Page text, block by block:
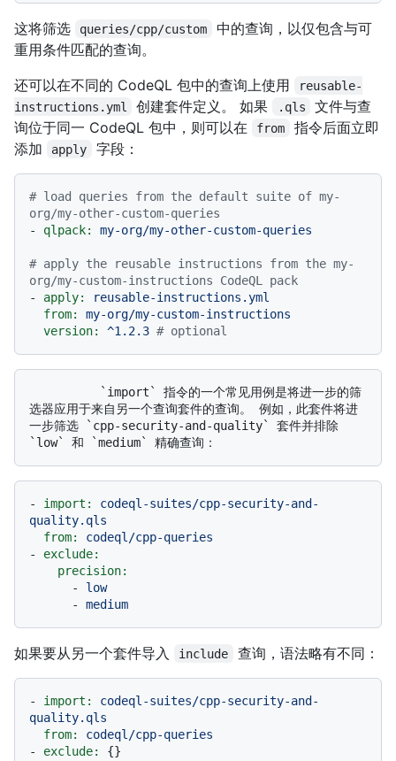
这将筛选 queries/cpp/custom
中的查询，以仅包含与可
重用条件匹配的查询。
还可以在不同的 CodeQL 包中的查询上使用
reusable-
instructions.yml
创建套件定义。 如果 .qls
文件与查
询位于同一 CodeQL 包中，则可以在
from
指令后面立即
添加
apply 字段：
# load queries from the default suite of my-
org/my-other-custom-queries
-
qlpack: my-org/my-other-custom-queries
# apply the reusable instructions from the my-
org/my-custom-instructions CodeQL pack
-
apply:
reusable-instructions.yml
from:
my-org/my-custom-instructions
version:
^1.2.3 # optional
选器应用于来自另一个查询套件的查询。 例如，此套件将进
一步筛选 `cpp-security-and-quality` 套件并排除
- import:
codeql-suites/cpp-security-and-
quality.qls
from:
codeql/cpp-queries
-
exclude:
precision:
-
low
-
medium
如果要从另一个套件导入 include 查询，语法略有不同：
- import:
codeql-suites/cpp-security-and-
quality.qls
from:
codeql/cpp-queries
-
exclude: